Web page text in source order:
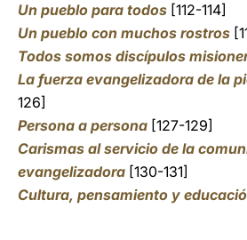
Un pueblo para todos [112-114]
Un pueblo con muchos rostros
Todos somos discípulos
La fuerza evangelizadora de la
126]
Persona a persona [127-129]
Carismas al servicio de la
evangelizadora [130-131]
Cultura, pensamiento y